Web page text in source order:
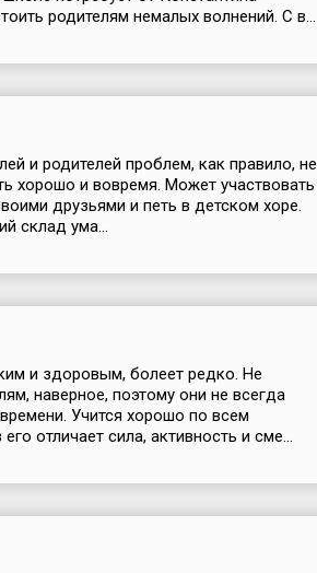
родителям немалых волнений. С в...
и родителей проблем, как правило, не
хорошо и вовремя. Может участвовать
друзьями и петь в детском хоре.
склад ума...
и здоровым, болеет редко. Не
наверное, поэтому они не всегда
Учится хорошо по всем
отличает сила, активность и сме...